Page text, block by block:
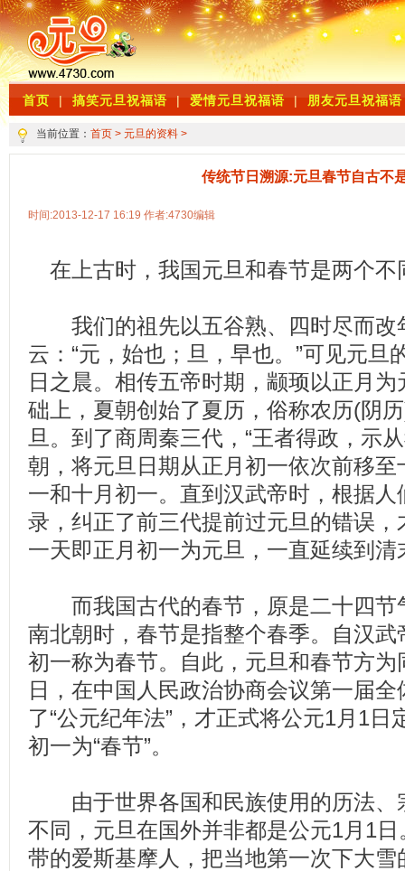
首页 | 搞笑元旦祝福语 | 爱情元旦祝福语 | 朋友元旦祝福语
当前位置： 首页 > 元旦的资料 >
传统节日溯源:元旦春节自古不
时间:2013-12-17 16:19 作者:4730编辑
在上古时，我国元旦和春节是两个不
我们的祖先以五谷熟、四时尽而改
云：“元，始也；旦，早也。”可见元旦
日之晨。相传五帝时期，颛顼以正月
础上，夏朝创始了夏历，俗称农历(阴
旦。到了商周秦三代，“王者得政，示
朝，将元旦日期从正月初一依次前移
一和十月初一。直到汉武帝时，根据
录，纠正了前三代提前过元旦的错误
一天即正月初一为元旦，一直延续到清
而我国古代的春节，原是二十四节
南北朝时，春节是指整个春季。自汉
初一称为春节。自此，元旦和春节方为
日，在中国人民政治协商会议第一届
了“公元纪年法”，才正式将公元1月1日
初一为“春节”。
由于世界各国和民族使用的历法、
不同，元旦在国外并非都是公元1月1
带的爱斯基摩人，把当地第一次下大雪